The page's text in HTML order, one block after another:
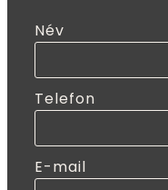
Név
Telefon
E-mail